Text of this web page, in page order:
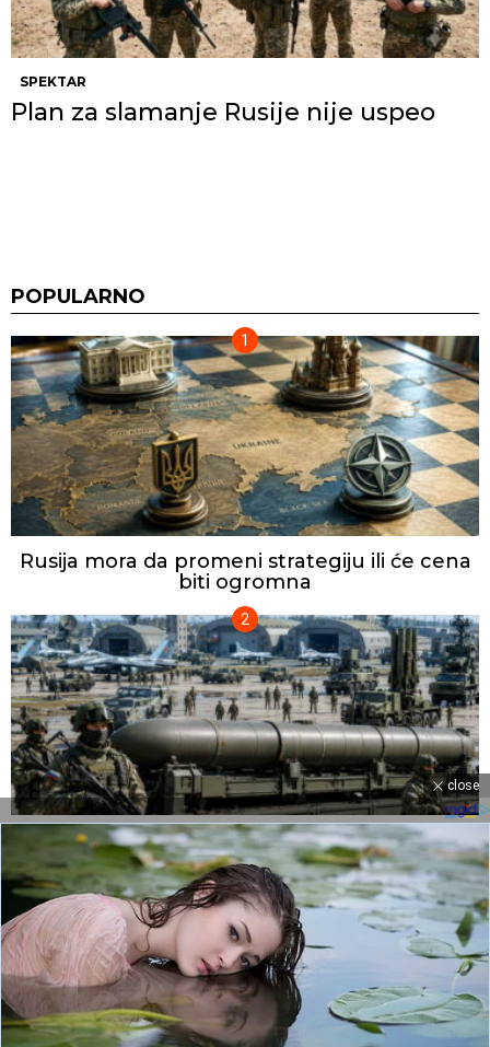
SPEKTAR
Plan za slamanje Rusije nije uspeo
POPULARNO
Rusija mora da promeni strategiju ili će cena
biti ogromna
Krapivnik otkriva šta se gomila daleko od
fronta
close